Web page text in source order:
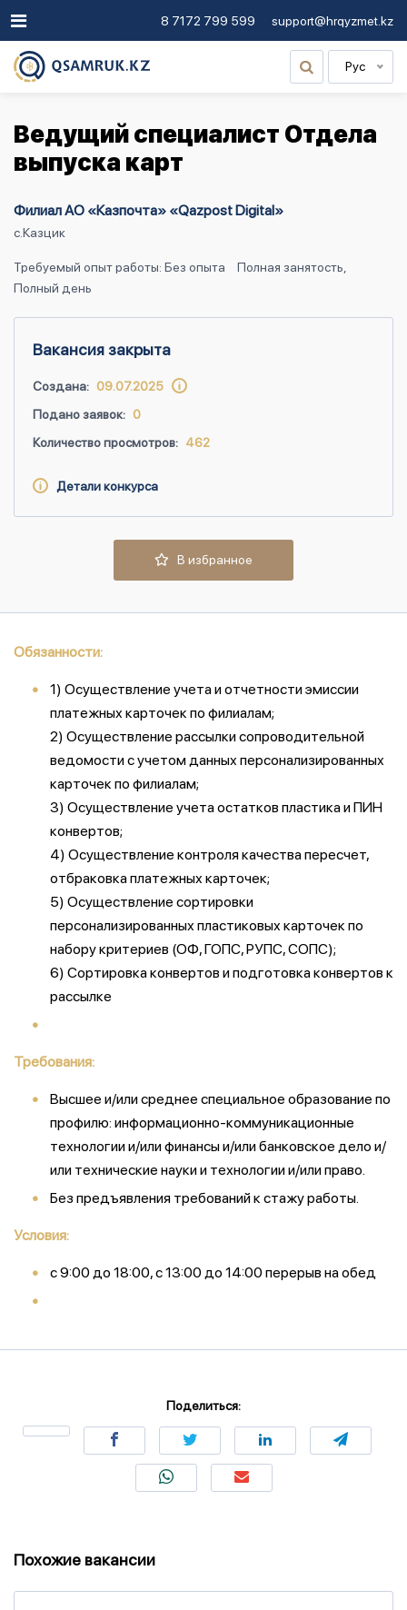
8 7172 799 599 support@hrqyzmet.kz
Рус
Ведущий специалист Отдела
выпуска карт
Филиал АО «Казпочта» «Qazpost Digital»
с.Казцик
Требуемый опыт работы: Без опыта
Полная занятость,
Полный день
Вакансия закрыта
Создана: 09.07.2025
Подано заявок: 0
Количество просмотров: 462
Детали конкурса
В избранное
Обязанности:
1) Осуществление учета и отчетности эмиссии
платежных карточек по филиалам;
2) Осуществление рассылки сопроводительной
ведомости с учетом данных персонализированных
карточек по филиалам;
3) Осуществление учета остатков пластика и ПИН
конвертов;
4) Осуществление контроля качества пересчет,
отбраковка платежных карточек;
5) Осуществление сортировки
персонализированных пластиковых карточек по
набору критериев (ОФ, ГОПС, РУПС, СОПС);
6) Сортировка конвертов и подготовка конвертов к
рассылке
Требования:
Высшее и/или среднее специальное образование по
профилю: информационно-коммуникационные
технологии и/или финансы и/или банковское дело и/
или технические науки и технологии и/или право.
Без предъявления требований к стажу работы.
Условия:
с 9:00 до 18:00, с 13:00 до 14:00 перерыв на обед
Поделиться:
Похожие вакансии